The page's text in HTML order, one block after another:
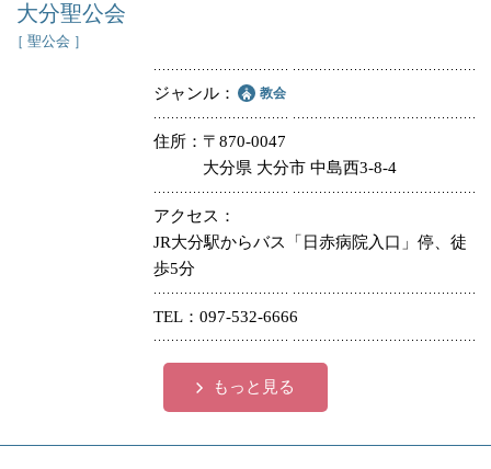
大分聖公会
［ 聖公会 ］
ジャンル 教会
住所
〒870-0047
大分県 大分市 中島西3-8-4
アクセス
JR大分駅からバス「日赤病院入口」停、徒
歩5分
TEL 097-532-6666
もっと見る